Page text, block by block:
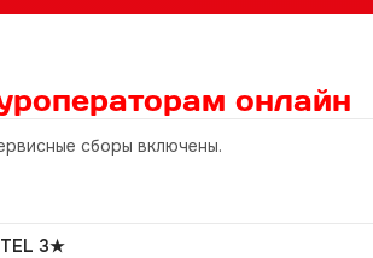
онлайн
сборы включены.
3★